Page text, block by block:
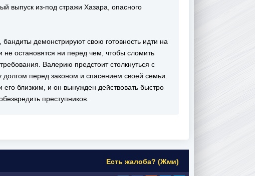
выпуск из-под стражи Хазара, опасного
демонстрируют свою готовность идти на
остановятся ни перед чем, чтобы сломить
Валерию предстоит столкнуться с
перед законом и спасением своей семьи.
близким, и он вынужден действовать быстро
преступников.
Есть жалоба? (Жми)